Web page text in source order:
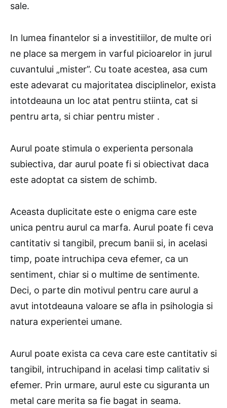
sale.
In lumea finantelor si a investitiilor, de multe ori
ne place sa mergem in varful picioarelor in jurul
cuvantului „mister”. Cu toate acestea, asa cum
este adevarat cu majoritatea disciplinelor, exista
intotdeauna un loc atat pentru stiinta, cat si
pentru arta, si chiar pentru mister .
Aurul poate stimula o experienta personala
subiectiva, dar aurul poate fi si obiectivat daca
este adoptat ca sistem de schimb.
Aceasta duplicitate este o enigma care este
unica pentru aurul ca marfa. Aurul poate fi ceva
cantitativ si tangibil, precum banii si, in acelasi
timp, poate intruchipa ceva efemer, ca un
sentiment, chiar si o multime de sentimente.
Deci, o parte din motivul pentru care aurul a
avut intotdeauna valoare se afla in psihologia si
natura experientei umane.
Aurul poate exista ca ceva care este cantitativ si
tangibil, intruchipand in acelasi timp calitativ si
efemer. Prin urmare, aurul este cu siguranta un
metal care merita sa fie bagat in seama.